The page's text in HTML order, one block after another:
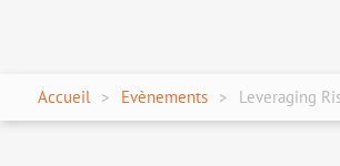
Accueil Evènements Leveraging